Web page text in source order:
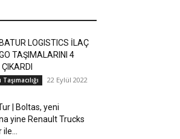
LOGISTICS İLAÇ
TAŞIMALARINI 4
22 Eylül 2022
| Boltas, yeni
yine Renault Trucks